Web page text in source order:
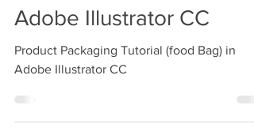
Adobe Illustrator CC
Product Packaging Tutorial (food Bag) in
Adobe Illustrator CC